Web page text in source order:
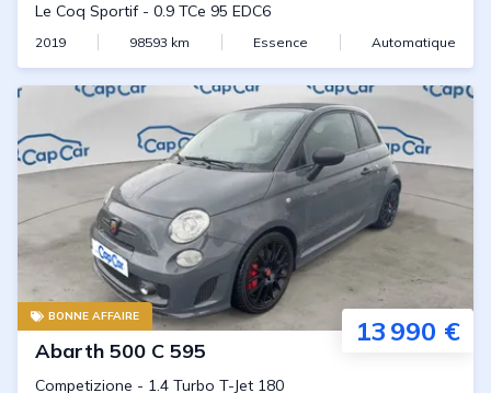
Le Coq Sportif- 0.9 TCe 95 EDC6
2019 98593 km Essence Automatique
BONNE AFFAIRE 13 990 €
Abarth 500 C 595
Competizione - 1.4 Turbo T-Jet 180